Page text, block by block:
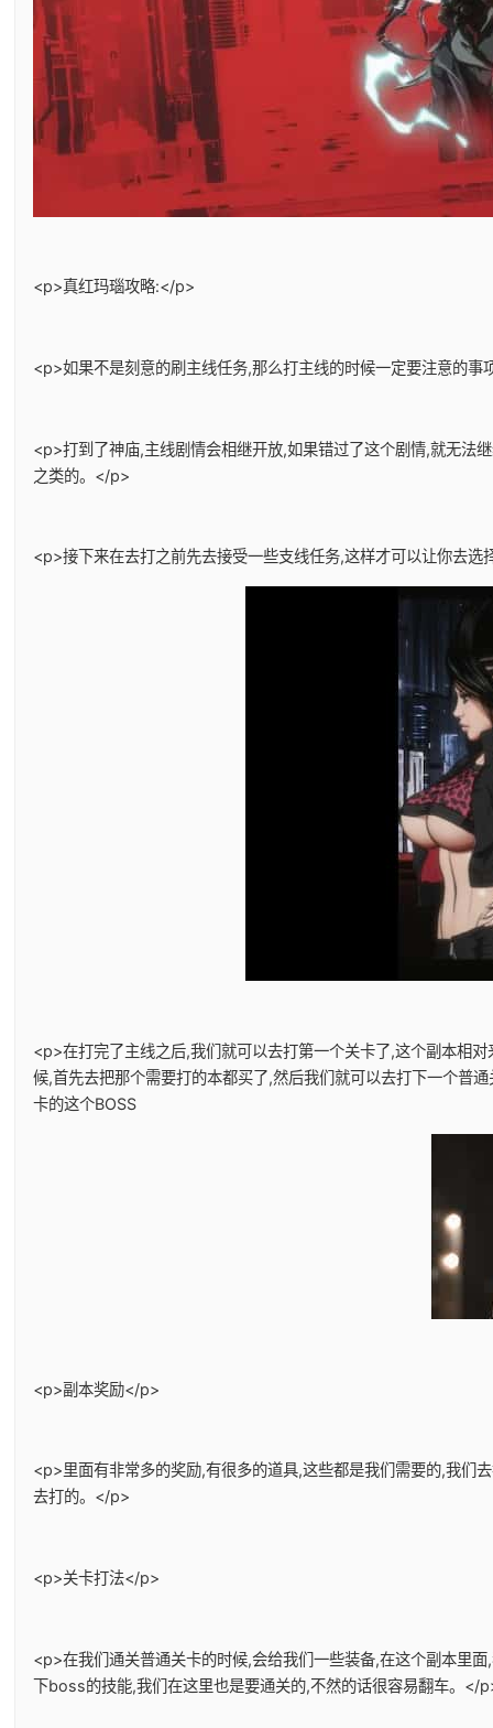
<p>真红玛瑙攻略:</p>
<p>如果不是刻意的刷主线任务,那么打主线的时候一定要注意的
<p>打到了神庙,主线剧情会相继开放,如果错过了这个剧情,就无法
之类的。</p>
<p>接下来在去打之前先去接受一些支线任务,这样才可以让你去
<p>在打完了主线之后,我们就可以去打第一个关卡了,这个副本相
候,首先去把那个需要打的本都买了,然后我们就可以去打下一个普
卡的这个BOSS
<p>副本奖励</p>
<p>里面有非常多的奖励,有很多的道具,这些都是我们需要的,我们
去打的。</p>
<p>关卡打法</p>
<p>在我们通关普通关卡的时候,会给我们一些装备,在这个副本里
下boss的技能,我们在这里也是要通关的,不然的话很容易翻车。</